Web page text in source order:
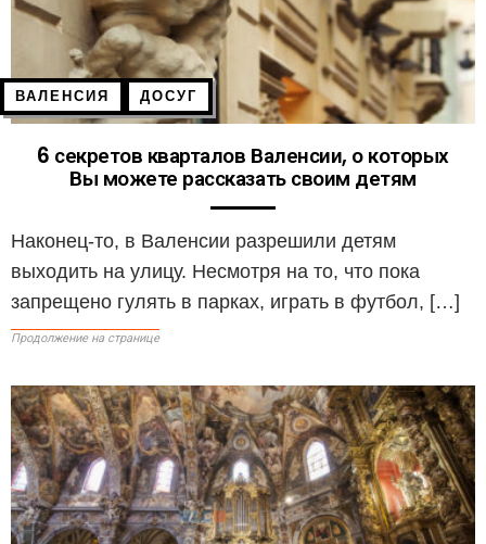
ВАЛЕНСИЯ ДОСУГ
6 секретов кварталов Валенсии, о которых
Вы можете рассказать своим детям
Наконец-то, в Валенсии разрешили детям
выходить на улицу. Несмотря на то, что пока
запрещено гулять в парках, играть в футбол, […]
Продолжение на странице